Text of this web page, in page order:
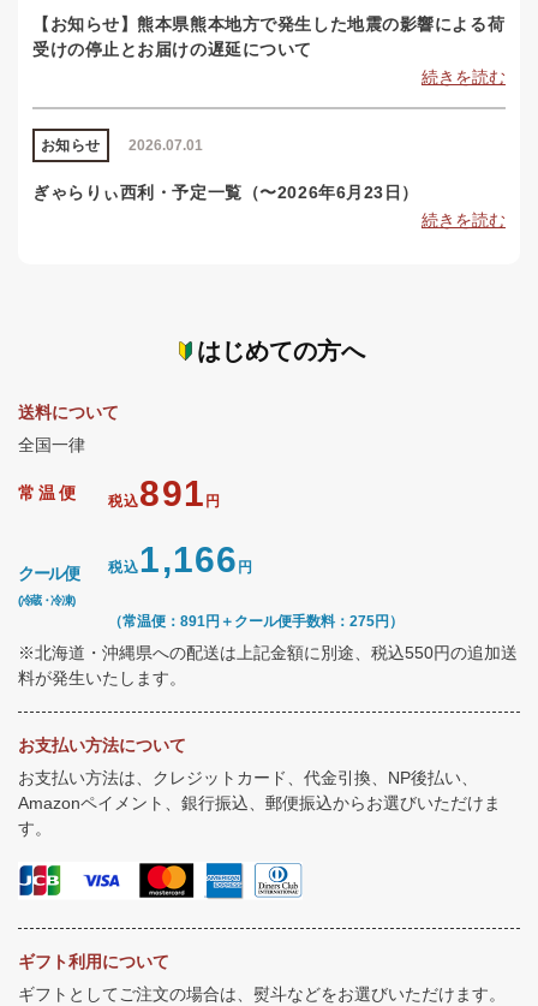
【お知らせ】熊本県熊本地方で発生した地震の影響による荷
受けの停止とお届けの遅延について
続きを読む
2026.07.01
お知らせ
ぎゃらりぃ西利・予定一覧（〜2026年6月23日）
続きを読む
はじめての方へ
送料について
全国一律
常温便 税込891 円
クール便
(冷蔵・冷凍)
税込1,166 円
（常温便：891円＋クール便手数料：275円）
※北海道・沖縄県への配送は上記金額に別途、税込550円の追加送
料が発生いたします。
お支払い方法について
お支払い方法は、クレジットカード、代金引換、NP後払い、
Amazonペイメント、銀行振込、郵便振込からお選びいただけま
す。
ギフト利用について
ギフトとしてご注文の場合は、熨斗などをお選びいただけます。